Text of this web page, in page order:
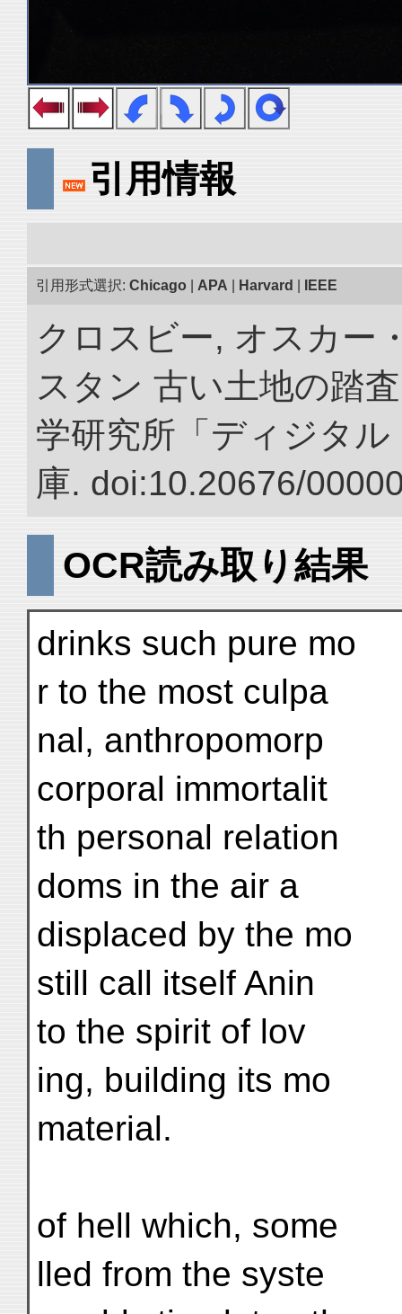
引用情報
引用形式選択: Chicago APA Harvard IEEE
クロスビー, オスカー
スタン 古い土地の踏
学研究所「ディジタ
庫. doi:10.20676/
OCR読み取り結果
drinks such pure mo
r to the most culpa
nal, anthropomorp
corporal immortalit
th personal relation
doms in the air a
displaced by the mo
still call itself Anin
to the spirit of lov
ing, building its mo
material.
of hell which, some
lled from the syste